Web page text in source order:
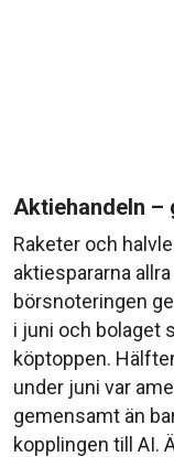
Aktiehandeln –
Raketer och
aktiespararna
börsnoteringen
i juni och bolaget
köptoppen.
under juni var
gemensamt än
kopplingen till AI.